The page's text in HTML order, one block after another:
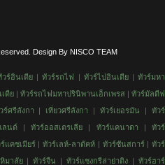
Design By NISCO TEAM
วร์อินเดีย |ทัวร์รถไฟ | ทัวร์ไปอินเดีย|ทัวร์มหา
ดีย| ทัวร์รถไฟมหาปรินิพานเอ็กเพรส | ทัวร์มัลดีฟ
ร์ศรีลังกา | เที่ยวศรีลังกา |ทัวร์เยอรมัน |ทัวร์
ลนด์| ทัวร์ออสเตรเลีย | ทัวร์แคนาดา | ทัวร์
แคชเมียร์| ทัวร์เลห์-ลาดัคห์ | ทัวร์ซันสการ์| ทัวร์
มาลัย|ทัวร์จืน |ทัวร์แชงกรีล่าย่าติง |ทัวร์ฮาร์